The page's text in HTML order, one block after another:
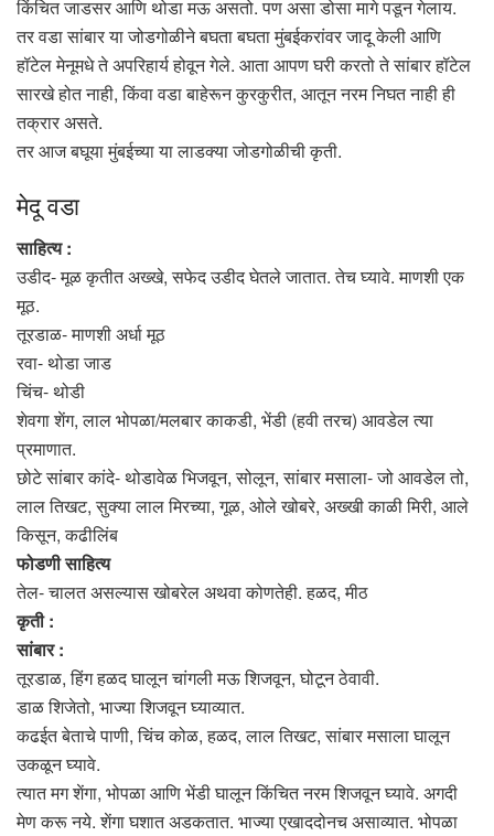
किंचित जाडसर आणि थोडा मऊ असतो. पण असा डोसा मागे पडून गेलाय.
तर वडा सांबार या जोडगोळीने बघता बघता मुंबईकरांवर जादू केली आणि
हॉटेल मेनूमधे ते अपरिहार्य होवून गेले. आता आपण घरी करतो ते सांबार हॉटेल
सारखे होत नाही, किंवा वडा बाहेरून कुरकुरीत, आतून नरम निघत नाही ही
तक्रार असते.
तर आज बघूया मुंबईच्या या लाडक्या जोडगोळीची कृती.
मेदू वडा
साहित्य :
उडीद- मूळ कृतीत अख्खे, सफेद उडीद घेतले जातात. तेच घ्यावे. माणशी एक
मूठ.
तूरडाळ- माणशी अर्धा मूठ
रवा- थोडा जाड
चिंच- थोडी
शेवगा शेंग, लाल भोपळा/मलबार काकडी, भेंडी (हवी तरच) आवडेल त्या
प्रमाणात.
छोटे सांबार कांदे- थोडावेळ भिजवून, सोलून, सांबार मसाला- जो आवडेल तो,
लाल तिखट, सुक्या लाल मिरच्या, गूळ, ओले खोबरे, अख्खी काळी मिरी, आले
किसून, कढीलिंब
फोडणी साहित्य
तेल- चालत असल्यास खोबरेल अथवा कोणतेही. हळद, मीठ
कृती :
सांबार :
तूरडाळ, हिंग हळद घालून चांगली मऊ शिजवून, घोटून ठेवावी.
डाळ शिजेतो, भाज्या शिजवून घ्याव्यात.
कढईत बेताचे पाणी, चिंच कोळ, हळद, लाल तिखट, सांबार मसाला घालून
उकळून घ्यावे.
त्यात मग शेंगा, भोपळा आणि भेंडी घालून किंचित नरम शिजवून घ्यावे. अगदी
मेण करू नये. शेंगा घशात अडकतात. भाज्या एखाददोनच असाव्यात. भोपळा